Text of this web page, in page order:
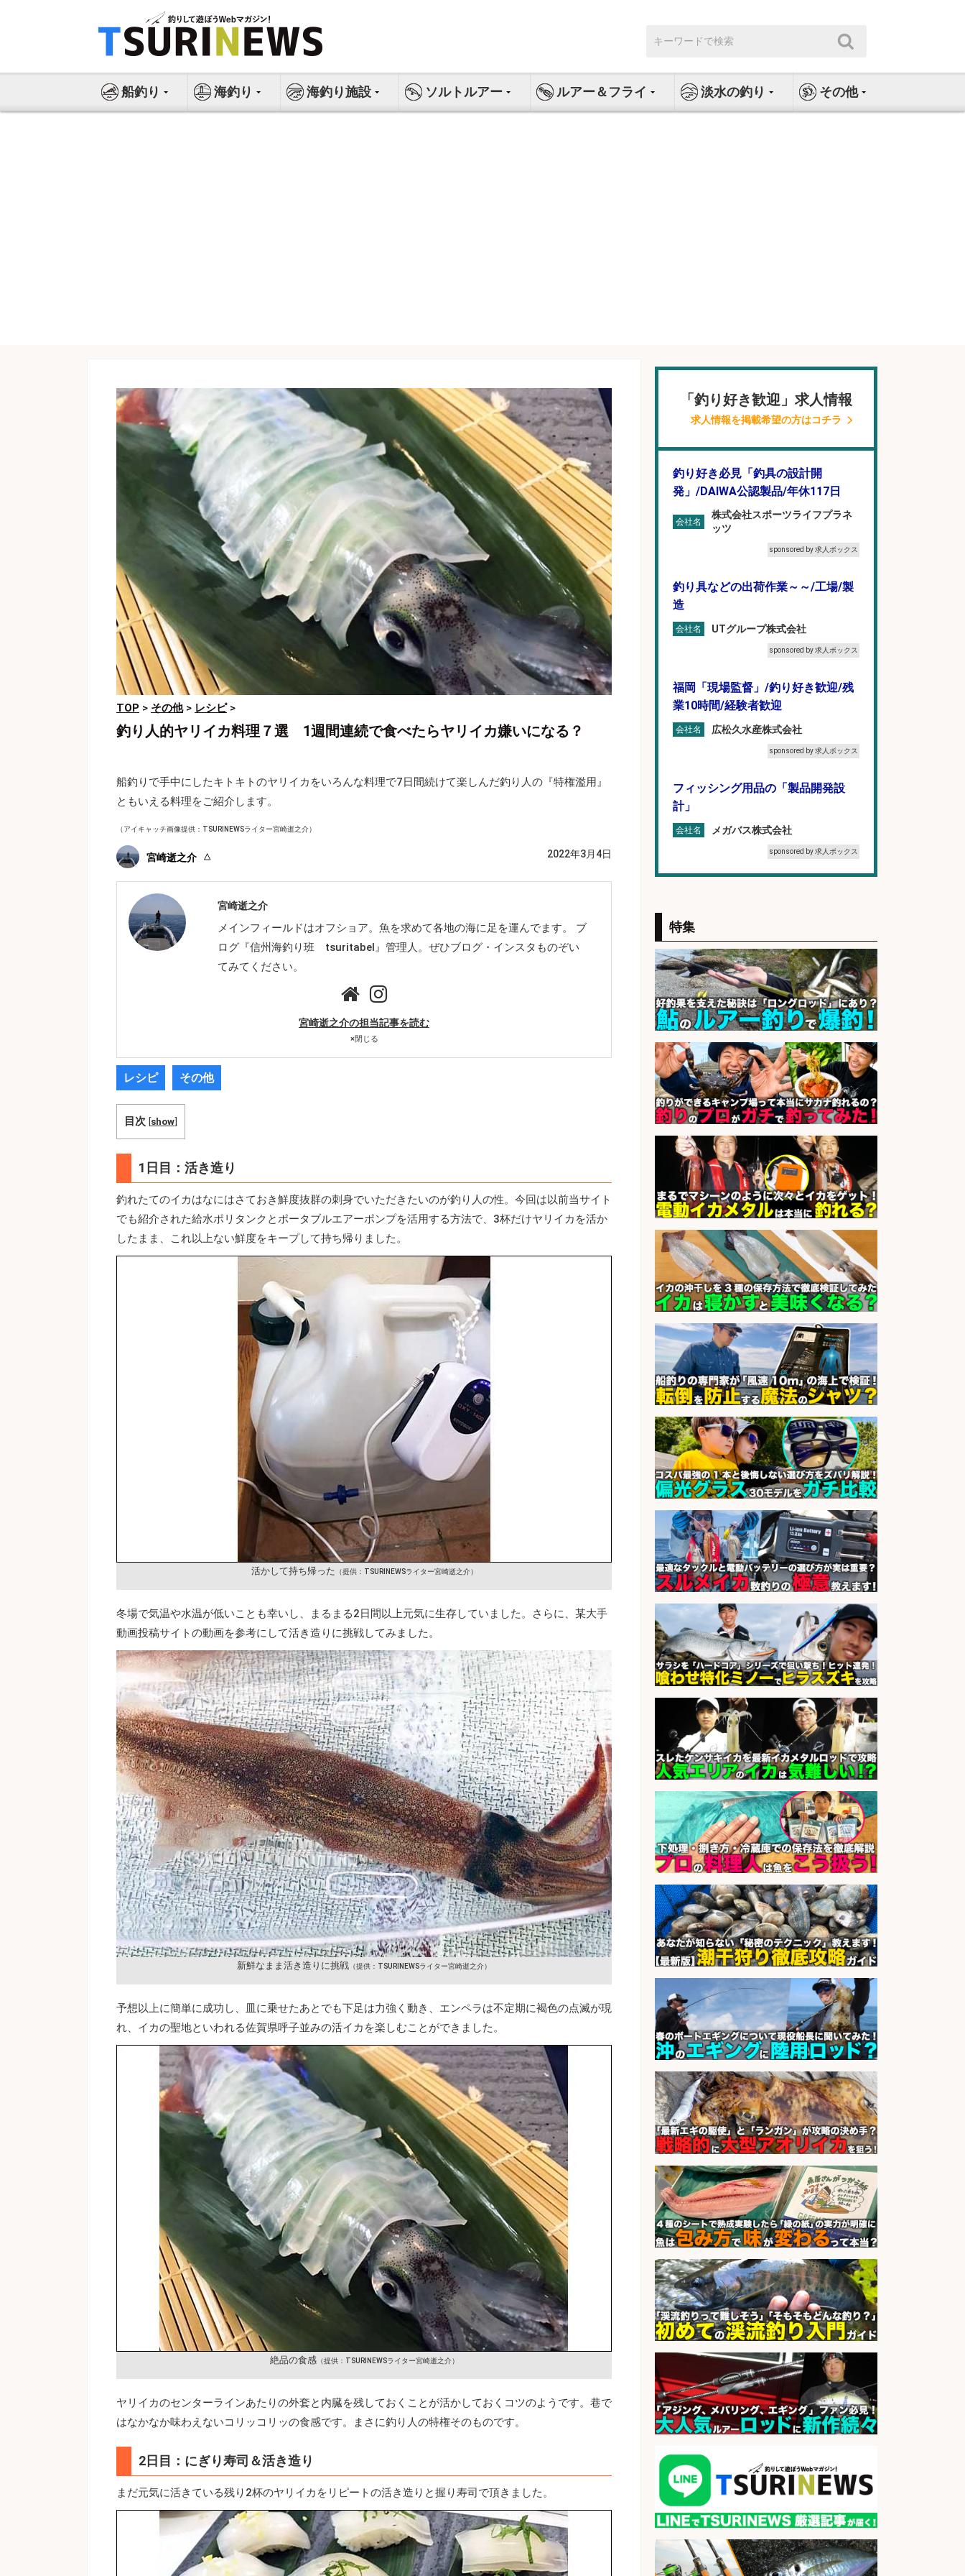
ス
索:
船釣り 海釣り 海釣り施設 ソルトルアー ルアー＆フライ 淡水の釣り その他
TOP > その他> レシピ>
釣り人的ヤリイカ料理７選 1週間連続で食べたらヤリイカ嫌いになる？
船釣りで手中にしたキトキトのヤリイカをいろんな料理で7日間続けて楽しんだ釣り人の『特権濫用』
ともいえる料理をご紹介します。
（アイキャッチ画像提供：TSURINEWSライター宮崎逝之介）
宮崎逝之介 2022年3月4日
宮崎逝之介
メインフィールドはオフショア。魚を求めて各地の海に足を運んでます。 ブ
ログ『信州海釣り班 tsuritabel』管理人。ぜひブログ・インスタものぞい
てみてください。
宮崎逝之介の担当記事を読む
×閉じる
レシピ その他
目次 [show]
1日目：活き造り
釣れたてのイカはなにはさておき鮮度抜群の刺身でいただきたいのが釣り人の性。今回は以前当サイト
でも紹介された給水ポリタンクとポータブルエアーポンプを活用する方法で、3杯だけヤリイカを活か
したまま、これ以上ない鮮度をキープして持ち帰りました。
活かして持ち帰った （提供：TSURINEWSライター宮崎逝之介）
冬場で気温や水温が低いことも幸いし、まるまる2日間以上元気に生存していました。さらに、某大手
動画投稿サイトの動画を参考にして活き造りに挑戦してみました。
新鮮なまま活き造りに挑戦 （提供：TSURINEWSライター宮崎逝之介）
予想以上に簡単に成功し、皿に乗せたあとでも下足は力強く動き、エンペラは不定期に褐色の点滅が現
れ、イカの聖地といわれる佐賀県呼子並みの活イカを楽しむことができました。
絶品の食感（提供：TSURINEWSライター宮崎逝之介）
ヤリイカのセンターラインあたりの外套と内臓を残しておくことが活かしておくコツのようです。巷で
はなかなか味わえないコリッコリッの食感です。まさに釣り人の特権そのものです。
2日目：にぎり寿司＆活き造り
まだ元気に活きている残り2杯のヤリイカをリピートの活き造りと握り寿司で頂きました。
「釣り好き歓迎」求人情報
求人情報を掲載希望の方はコチラ
釣り好き必見「釣具の設計開
発」/DAIWA公認製品/年休117日
会社名
株式会社スポーツライフプラネ
ッツ
sponsored by 求人ボックス
釣り具などの出荷作業～～/工場/製
造
会社名 UTグループ株式会社
sponsored by 求人ボックス
福岡「現場監督」/釣り好き歓迎/残
業10時間/経験者歓迎
会社名 広松久水産株式会社
sponsored by 求人ボックス
フィッシング用品の「製品開発設
計」
会社名 メガバス株式会社
sponsored by 求人ボックス
会社名
sponsored by 求人ボックス
レジカウンター/お釣りの計算不要
の簡単レジ 未経験も安心の研修あり
1日2h
会社名 オーケー株式会社
sponsored by 求人ボックス
レジカウンター/夕方勤務で時給UP
お釣りの計算不要の簡単レジ1日2時
間
会社名 オーケー株式会社
sponsored by 求人ボックス
レジカウンター/お釣りの計算不要
の簡単レジ 未経験も安心の研修あり
1日2h
会社名 オーケー株式会社
sponsored by 求人ボックス
レジカウンター/夕方勤務で時給UP
お釣りの計算不要の簡単レジ1日2時
間
会社名 オーケー株式会社
sponsored by 求人ボックス
レジカウンター/お釣りの計算不要
の簡単レジ 未経験も安心の研修あり
1日2h
会社名 オーケー株式会社
sponsored by 求人ボックス
特集